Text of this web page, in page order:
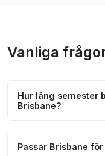
Vanliga
Hur lång semester
Brisbane?
Passar Brisbane